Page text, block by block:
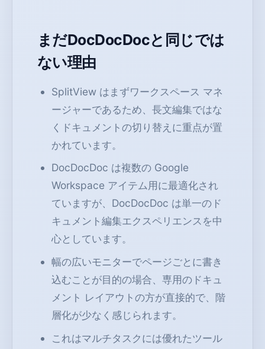
まだDocDocDocと同じでは
ない理由
SplitView はまずワークスペース マネ
ージャーであるため、長文編集ではな
くドキュメントの切り替えに重点が置
かれています。
DocDocDoc は複数の Google
Workspace アイテム用に最適化され
ていますが、DocDocDoc は単一のド
キュメント編集エクスペリエンスを中
心としています。
幅の広いモニターでページごとに書き
込むことが目的の場合、専用のドキュ
メント レイアウトの方が直接的で、階
層化が少なく感じられます。
これはマルチタスクには優れたツール